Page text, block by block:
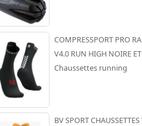
COMPRESSPORT PRO
V4.0 RUN HIGH NOIRE
Chaussettes running
BV SPORT